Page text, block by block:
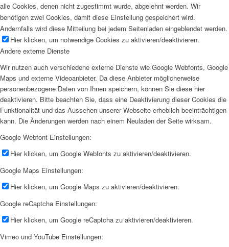
alle Cookies, denen nicht zugestimmt wurde, abgelehnt werden. Wir
benötigen zwei Cookies, damit diese Einstellung gespeichert wird.
Andernfalls wird diese Mitteilung bei jedem Seitenladen eingeblendet werden.
Hier klicken, um notwendige Cookies zu aktivieren/deaktivieren.
Andere externe Dienste
Wir nutzen auch verschiedene externe Dienste wie Google Webfonts, Google
Maps und externe Videoanbieter. Da diese Anbieter möglicherweise
personenbezogene Daten von Ihnen speichern, können Sie diese hier
deaktivieren. Bitte beachten Sie, dass eine Deaktivierung dieser Cookies die
Funktionalität und das Aussehen unserer Webseite erheblich beeinträchtigen
kann. Die Änderungen werden nach einem Neuladen der Seite wirksam.
Google Webfont Einstellungen:
Hier klicken, um Google Webfonts zu aktivieren/deaktivieren.
Google Maps Einstellungen:
Hier klicken, um Google Maps zu aktivieren/deaktivieren.
Google reCaptcha Einstellungen:
Hier klicken, um Google reCaptcha zu aktivieren/deaktivieren.
Vimeo und YouTube Einstellungen: